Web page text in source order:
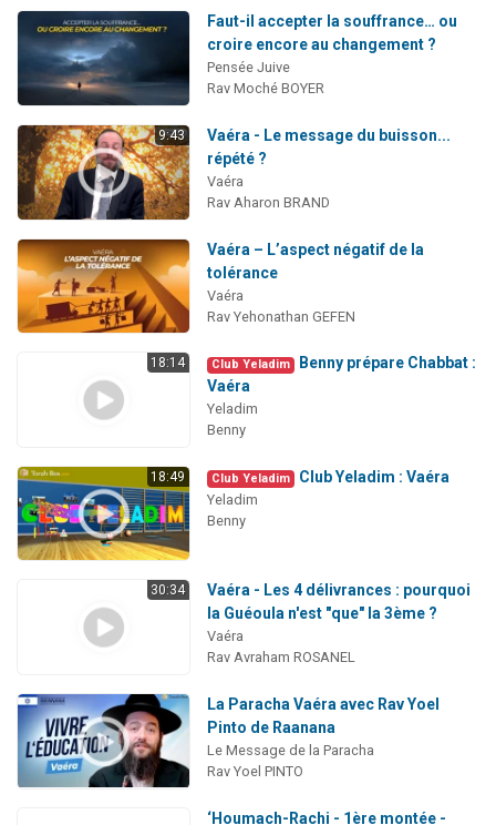
Faut-il accepter la souffrance… ou
croire encore au changement ?
Pensée Juive
Rav Moché BOYER
9:43
Vaéra - Le message du buisson...
répété ?
Vaéra
Rav Aharon BRAND
Vaéra – L’aspect négatif de la
tolérance
Vaéra
Rav Yehonathan GEFEN
18:14 Club Yeladim
Benny prépare Chabbat :
Vaéra
Yeladim
Benny
18:49 Club Yeladim Club Yeladim : Vaéra
Yeladim
Benny
30:34
Vaéra - Les 4 délivrances : pourquoi
la Guéoula n'est "que" la 3ème ?
Vaéra
Rav Avraham ROSANEL
La Paracha Vaéra avec Rav Yoel
Pinto de Raanana
Le Message de la Paracha
Rav Yoel PINTO
‘Houmach-Rachi - 1ère montée -